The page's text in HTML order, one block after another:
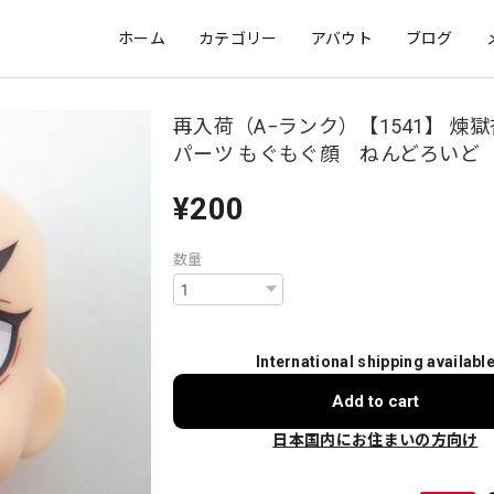
ホーム カテゴリー アバウト ブログ
再入荷（A−ランク）【1541】 煉
パーツ もぐもぐ顔 ねんどろいど
¥200
数量
International shipping
Add to cart
日本国内にお住まいの方向け